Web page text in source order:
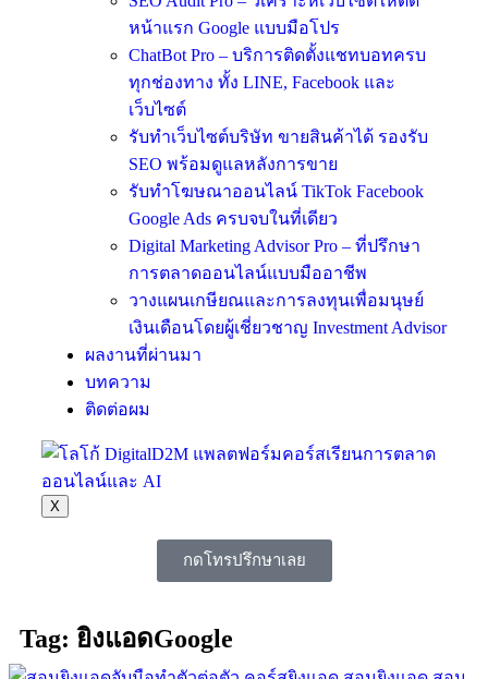
หน้าแรก Google แบบมือโปร
ChatBot Pro – บริการติดตั้งแชทบอทครบ
ทุกช่องทาง ทั้ง LINE, Facebook และ
เว็บไซต์
รับทำเว็บไซต์บริษัท ขายสินค้าได้ รองรับ
SEO พร้อมดูแลหลังการขาย
รับทำโฆษณาออนไลน์ TikTok Facebook
Google Ads ครบจบในที่เดียว
Digital Marketing Advisor Pro – ที่ปรึกษา
การตลาดออนไลน์แบบมืออาชีพ
วางแผนเกษียณและการลงทุนเพื่อมนุษย์
เงินเดือนโดยผู้เชี่ยวชาญ Investment Advisor
ผลงานที่ผ่านมา
บทความ
ติดต่อผม
X
กดโทรปรึกษาเลย
Tag: ยิงแอดGoogle